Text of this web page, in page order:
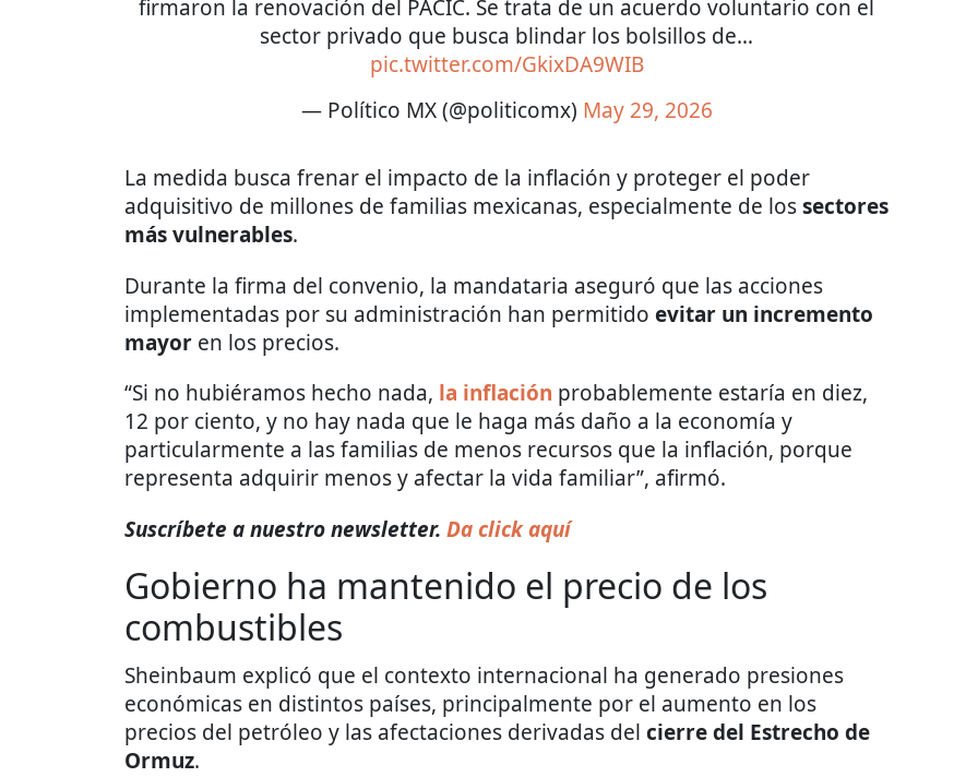
firmaron la renovación del PACIC. Se trata de un acuerdo voluntario con el
sector privado que busca blindar los bolsillos de…
pic.twitter.com/GkixDA9WIB
— Político MX (@politicomx) May 29, 2026
La medida busca frenar el impacto de la inflación y proteger el poder
adquisitivo de millones de familias mexicanas, especialmente de lossectores
más vulnerables.
Durante la firma del convenio, la mandataria aseguró que las acciones
implementadas por su administración han permitido evitar un incremento
mayor en los precios.
“Si no hubiéramos hecho nada, la inflación probablemente estaría en diez,
12 por ciento, y no hay nada que le haga más daño a la economía y
particularmente a las familias de menos recursos que la inflación, porque
representa adquirir menos y afectar la vida familiar”, afirmó.
Suscríbete a nuestro newsletter. Da click aquí
Gobierno ha mantenido el precio de los
combustibles
Sheinbaum explicó que el contexto internacional ha generado presiones
económicas en distintos países, principalmente por el aumento en los
precios del petróleo y las afectaciones derivadas del cierre del Estrecho de
Ormuz.